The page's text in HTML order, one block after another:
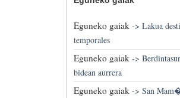
Eguneko gaiak-> Lakua
temporales
Eguneko gaiak->
bidean aurrera
Eguneko gaiak-> San